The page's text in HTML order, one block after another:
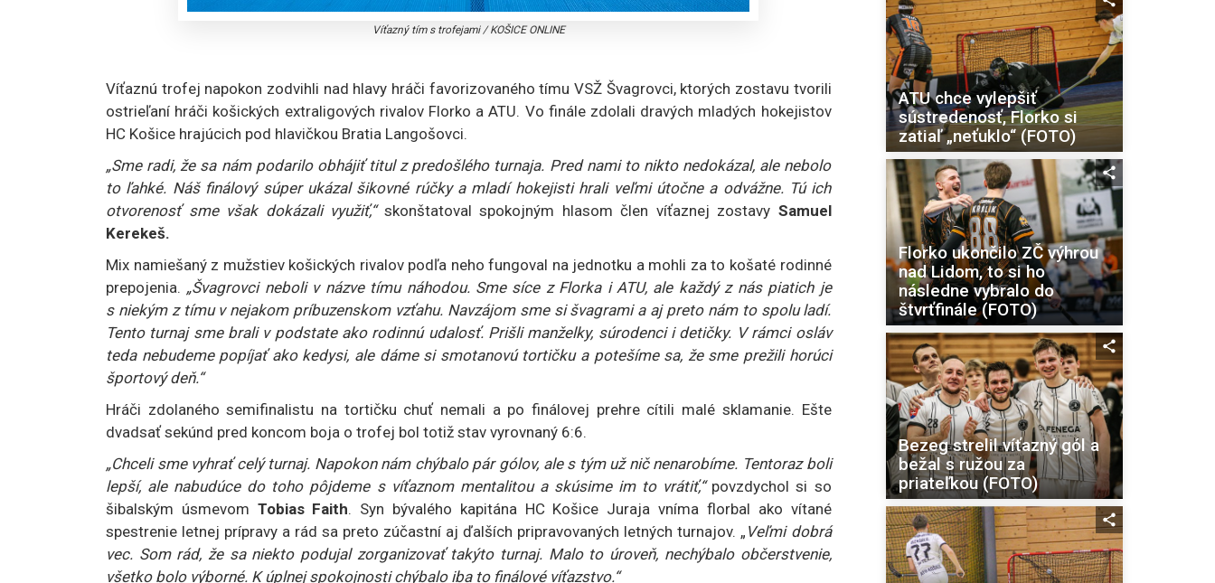
Víťazný tím s trofejami/KOŠICE ONLINE
Víťaznú trofej napokon zodvihli nad hlavy hráči favorizovaného tímu VSŽ Švagrovci, ktorých zostavu tvorili
ostrieľaní hráči košických extraligových rivalov Florko a ATU. Vo finále zdolali dravých mladých hokejistov
HC Košice hrajúcich pod hlavičkou Bratia Langošovci.
„Sme radi, že sa nám podarilo obhájiť titul z predošlého turnaja. Pred nami to nikto nedokázal, ale nebolo
to ľahké. Náš finálový súper ukázal šikovné rúčky a mladí hokejisti hrali veľmi útočne a odvážne. Tú ich
otvorenosť sme však dokázali využiť,“skonštatoval spokojným hlasom člen víťaznej zostavy Samuel
Kerekeš.
Mix namiešaný z mužstiev košických rivalov podľa neho fungoval na jednotku a mohli za to košaté rodinné
prepojenia. „Švagrovci neboli v názve tímu náhodou. Sme síce z Florka i ATU, ale každý z nás piatich je
s niekým z tímu v nejakom príbuzenskom vzťahu. Navzájom sme si švagrami a aj preto nám to spolu ladí.
Tento turnaj sme brali v podstate ako rodinnú udalosť. Prišli manželky, súrodenci i detičky. V rámci osláv
teda nebudeme popíjať ako kedysi, ale dáme si smotanovú tortičku a potešíme sa, že sme prežili horúci
športový deň.“
Hráči zdolaného semifinalistu na tortičku chuť nemali a po finálovej prehre cítili malé sklamanie. Ešte
dvadsať sekúnd pred koncom boja o trofej bol totiž stav vyrovnaný 6:6.
„Chceli sme vyhrať celý turnaj. Napokon nám chýbalo pár gólov, ale s tým už nič nenarobíme. Tentoraz boli
lepší, ale nabudúce do toho pôjdeme s víťaznom mentalitou a skúsime im to vrátiť,“ povzdychol si so
šibalským úsmevom Tobias Faith. Syn bývalého kapitána HC Košice Juraja vníma florbal ako vítané
spestrenie letnej prípravy a rád sa preto zúčastní aj ďalších pripravovaných letných turnajov. „ Veľmi dobrá
vec. Som rád, že sa niekto podujal zorganizovať takýto turnaj. Malo to úroveň, nechýbalo občerstvenie,
všetko bolo výborné. K úplnej spokojnosti chýbalo iba to finálové víťazstvo.“
ATU chce vylepšiť
sústredenosť, Florko si
zatiaľ „neťuklo“ (FOTO)
Florko ukončilo ZČ výhrou
nad Lidom, to si ho
následne vybralo do
štvrťfinále (FOTO)
Bezeg strelil víťazný gól a
bežal s ružou za
priateľkou (FOTO)